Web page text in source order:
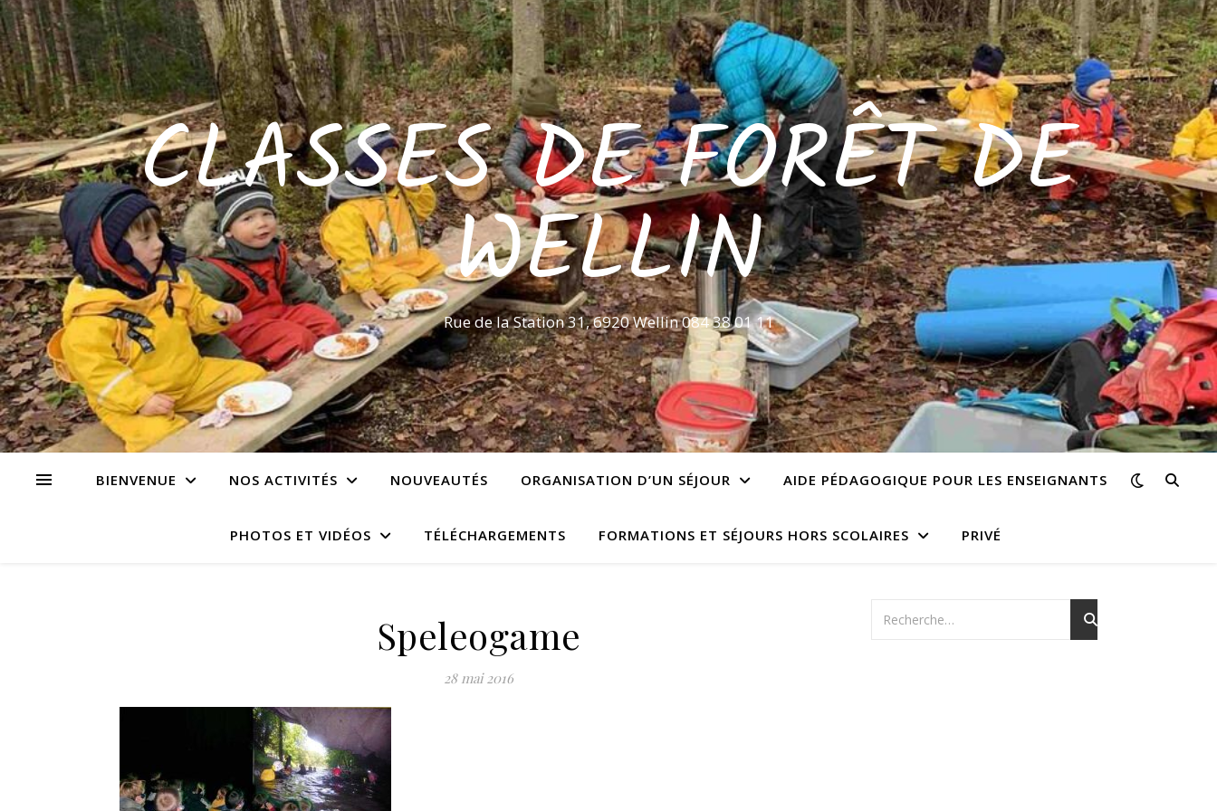
CLASSES DE FORÊT DE
WELLIN
Rue de la Station 31, 6920 Wellin 084 38 01 11
BIENVENUE NOS ACTIVITÉS NOUVEAUTÉS ORGANISATION D’UN SÉJOUR AIDE PÉDAGOGIQUE POUR LES ENSEIGNANTS
PHOTOS ET VIDÉOS TÉLÉCHARGEMENTS FORMATIONS ET SÉJOURS HORS SCOLAIRES PRIVÉ
Speleogame
28 mai 2016